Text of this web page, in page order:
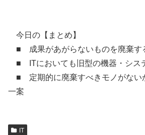
今日の【まとめ】
■ 成果があがらないものを廃棄す
■ ITにおいても旧型の機器・シス
■ 定期的に廃棄すべきモノがない
一案
IT